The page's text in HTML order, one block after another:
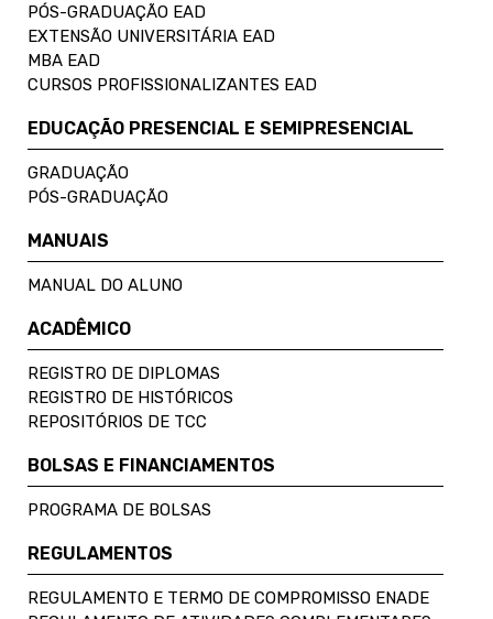
PÓS-GRADUAÇÃO EAD
EXTENSÃO UNIVERSITÁRIA EAD
MBA EAD
CURSOS PROFISSIONALIZANTES EAD
EDUCAÇÃO PRESENCIAL E SEMIPRESENCIAL
GRADUAÇÃO
PÓS-GRADUAÇÃO
MANUAIS
MANUAL DO ALUNO
ACADÊMICO
REGISTRO DE DIPLOMAS
REGISTRO DE HISTÓRICOS
REPOSITÓRIOS DE TCC
BOLSAS E FINANCIAMENTOS
PROGRAMA DE BOLSAS
REGULAMENTOS
REGULAMENTO E TERMO DE COMPROMISSO ENADE